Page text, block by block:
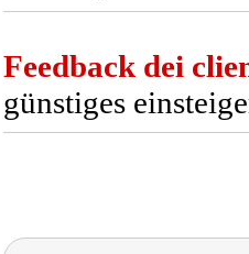
Feedback dei
günstiges